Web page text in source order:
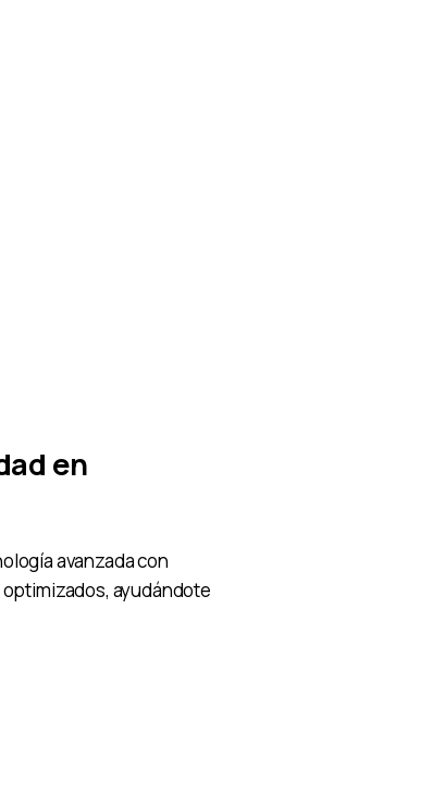
en
avanzada con
ayudándote